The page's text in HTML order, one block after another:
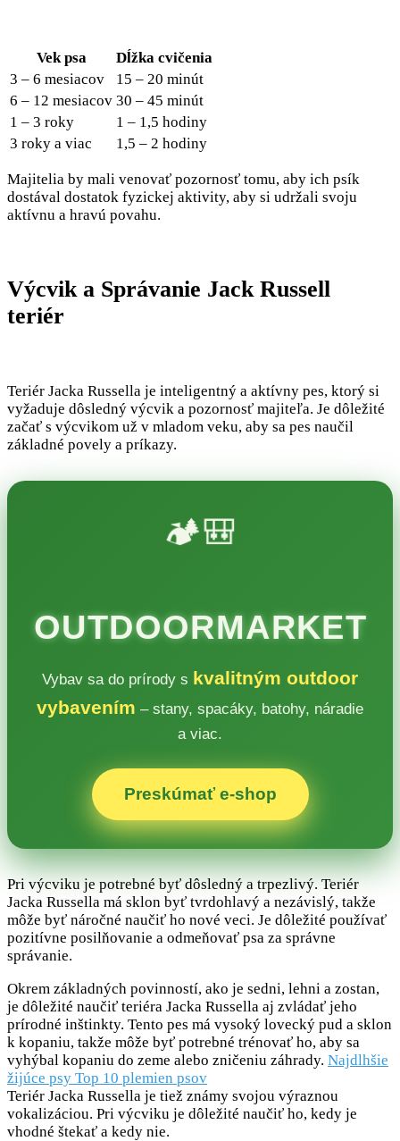
Vek psa
Dĺžka cvičenia
3 – 6 mesiacov
15 – 20 minút
6 – 12 mesiacov 30 – 45 minút
1 – 3 roky
1 – 1,5 hodiny
3 roky a viac
1,5 – 2 hodiny
Majitelia by mali venovať pozornosť tomu, aby ich psík
dostával dostatok fyzickej aktivity, aby si udržali svoju
aktívnu a hravú povahu.
Výcvik a Správanie Jack Russell
teriér
Teriér Jacka Russella je inteligentný a aktívny pes, ktorý si
vyžaduje dôsledný výcvik a pozornosť majiteľa. Je dôležité
začať s výcvikom už v mladom veku, aby sa pes naučil
základné povely a príkazy.
🏕️🎒
OUTDOORMARKET
Vybav sa do prírody s kvalitným outdoor
vybavením – stany, spacáky, batohy, náradie
a viac.
Preskúmať e‑shop
Pri výcviku je potrebné byť dôsledný a trpezlivý. Teriér
Jacka Russella má sklon byť tvrdohlavý a nezávislý, takže
môže byť náročné naučiť ho nové veci. Je dôležité používať
pozitívne posilňovanie a odmeňovať psa za správne
správanie.
Okrem základných povinností, ako je sedni, lehni a zostan,
je dôležité naučiť teriéra Jacka Russella aj zvládať jeho
prírodné inštinkty. Tento pes má vysoký lovecký pud a sklon
k kopaniu, takže môže byť potrebné trénovať ho, aby sa
vyhýbal kopaniu do zeme alebo zničeniu záhrady. Najdlhšie
žijúce psy Top 10 plemien psov
Teriér Jacka Russella je tiež známy svojou výraznou
vokalizáciou. Pri výcviku je dôležité naučiť ho, kedy je
vhodné štekať a kedy nie.